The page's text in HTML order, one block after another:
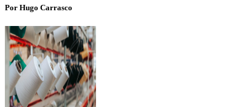
Por Hugo Carrasco